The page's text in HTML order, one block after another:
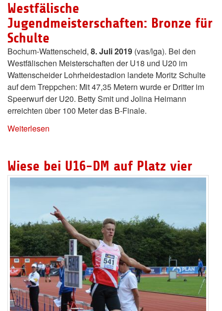
Westfälische
Jugendmeisterschaften: Bronze für
Schulte
Bochum-Wattenscheid, 8. Juli 2019 (vas/lga). Bei den
Westfälischen Meisterschaften der U18 und U20 im
Wattenscheider Lohrheidestadion landete Moritz Schulte
auf dem Treppchen: Mit 47,35 Metern wurde er Dritter im
Speerwurf der U20. Betty Smit und Jolina Heimann
erreichten über 100 Meter das B-Finale.
Weiterlesen
Wiese bei U16-DM auf Platz vier